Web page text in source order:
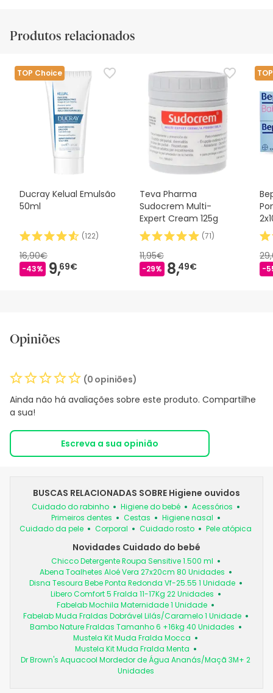
Produtos relacionados
TOP Choice
Ducray Kelual Emulsão
50ml
(122)
16,90€
-43% 9,69€
Teva Pharma
Sudocrem Multi-
Expert Cream 125g
(71)
11,95€
-29% 8,49€ -
Opiniões
(0 opiniões)
Ainda não há avaliações sobre este produto. Compartilhe
a sua!
Escreva a sua opinião
BUSCAS RELACIONADAS SOBRE Higiene ouvidos
Cuidado do rabinho Higiene do bebé
Acessórios
Primeiros dentes
Cestas
Higiene nasal
Cuidado da pele
Corporal Cuidado rosto Pele atópica
Novidades Cuidado do bebé
Chicco Detergente Roupa Sensitive 1.500 ml
Abena Toalhetes Aloé Vera 27x20cm 80 Unidades
Disna Tesoura Bebe Ponta Redonda Vf-25.55 1 Unidade
Libero Comfort 5 Fralda 11-17Kg 22 Unidades
Fabelab Mochila Maternidade 1 Unidade
Fabelab Muda Fraldas Dobrável Lilás/Caramelo 1 Unidade
Bambo Nature Fraldas Tamanho 6 +16kg 40 Unidades
Mustela Kit Muda Fralda Mocca
Mustela Kit Muda Fralda Menta
Dr Brown's Aquacool Mordedor de Água Ananás/Maçã 3M+ 2
Unidades